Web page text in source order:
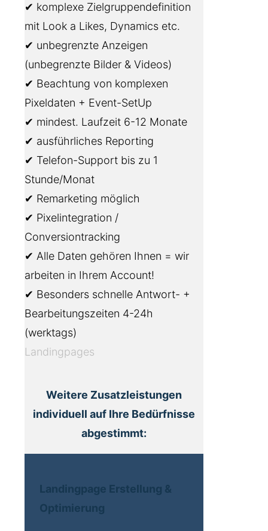
✔ komplexe Zielgruppendefinition
mit Look a Likes, Dynamics etc.
✔ unbegrenzte Anzeigen
(unbegrenzte Bilder & Videos)
✔ Beachtung von komplexen
Pixeldaten + Event-SetUp
✔ mindest. Laufzeit 6-12 Monate
✔ ausführliches Reporting
✔ Telefon-Support bis zu 1
Stunde/Monat
✔ Remarketing möglich
✔ Pixelintegration /
Conversiontracking
✔ Alle Daten gehören Ihnen = wir
arbeiten in Ihrem Account!
✔ Besonders schnelle Antwort- +
Bearbeitungszeiten 4-24h
(werktags)
Landingpages
Weitere Zusatzleistungen
individuell auf Ihre Bedürfnisse
abgestimmt:
Landingpage Erstellung &
Optimierung